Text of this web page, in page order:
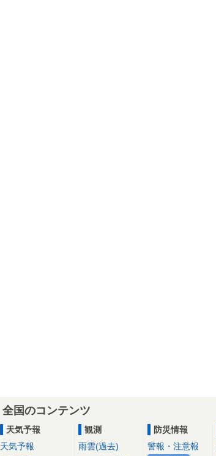
全国のコンテンツ
天気予報
天気予報
観測
雨雲(過去)
防災情報
警報・注意報